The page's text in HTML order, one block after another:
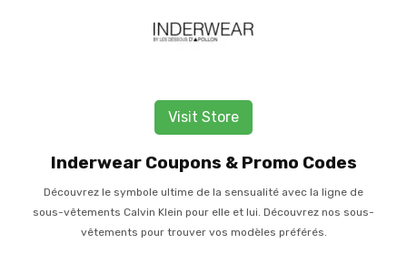
Visit Store
Inderwear Coupons & Promo Codes
Découvrez le symbole ultime de la sensualité avec la ligne de
sous-vêtements Calvin Klein pour elle et lui. Découvrez nos sous-
vêtements pour trouver vos modèles préférés.